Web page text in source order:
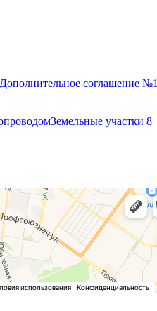
Дополнительное соглашение №1
Земельные участки 8